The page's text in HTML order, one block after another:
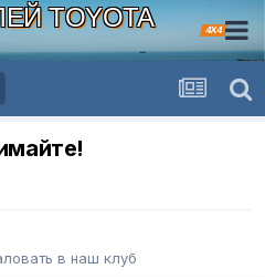
TOYOTA
4X4
в наш клуб